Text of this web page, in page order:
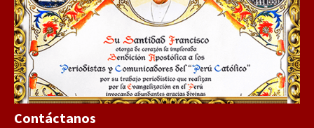
Contáctanos